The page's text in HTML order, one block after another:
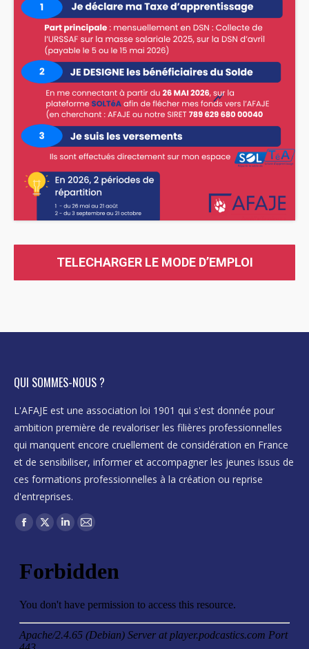
TELECHARGER LE MODE D’EMPLOI
QUI SOMMES-NOUS ?
L'AFAJE est une association loi 1901 qui s'est donnée pour
ambition première de revaloriser les filières professionnelles
qui manquent encore cruellement de considération en France
et de sensibiliser, informer et accompagner les jeunes issus de
ces formations professionnelles à la création ou reprise
d'entreprises.
Trouvez nous sur :
Facebook
opens
new
window
X
opens
new
window
LinkedIn
opens
new
window
Mail
opens
new
window